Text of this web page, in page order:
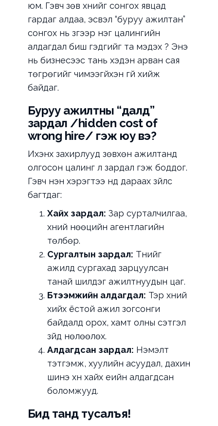
юм. Гэвч зөв хүнийг сонгох явцад
гардаг алдаа, эсвэл “буруу ажилтан”
сонгох нь зүгээр нэг цалингийн
алдагдал биш гэдгийг та мэдэх үү? Энэ
нь бизнесээс тань хэдэн арван сая
төгрөгийг чимээгүйхэн үгүй хийж
байдаг.
Буруу ажилтны “далд”
зардал /hidden cost of
wrong hire/ гэж юу вэ?
Ихэнх захирлууд зөвхөн ажилтанд
олгосон цалинг л зардал гэж боддог.
Гэвч үнэн хэрэгтээ үүнд дараах зүйлс
багтдаг:
Хайх зардал: Зар сурталчилгаа,
хүний нөөцийн агентлагийн
төлбөр.
Сургалтын зардал: Түүнийг
ажилд сургахад зарцуулсан
танай шилдэг ажилтнуудын цаг.
Бүтээмжийн алдагдал: Тэр хүний
хийх ёстой ажил зогсонги
байдалд орох, хамт олны сэтгэл
зүйд нөлөөлөх.
Алдагдсан зардал: Нэмэлт
тэтгэмж, хуулийн асуудал, дахин
шинэ хүн хайх үеийн алдагдсан
боломжууд.
Бид танд тусалъя!